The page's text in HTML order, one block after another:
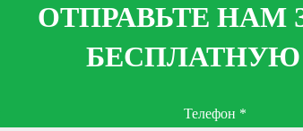
ОТПРАВЬТЕ НАМ
Телефон *